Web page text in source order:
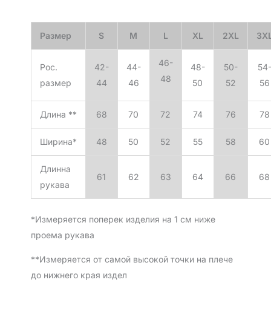
Размер S M L XL 2XL
Рос.
размер
42-
44
44-
46
46-
48
48-
50
50-
52
54-
56
Длина ** 68 70 72 74 76 78
Ширина* 48 50 52 55 58 60
Длинна
рукава
61 62 63 64 66 68
*Измеряется поперек изделия на 1 см ниже
проема рукава
**Измеряется от самой высокой точки на плече
до нижнего края издел